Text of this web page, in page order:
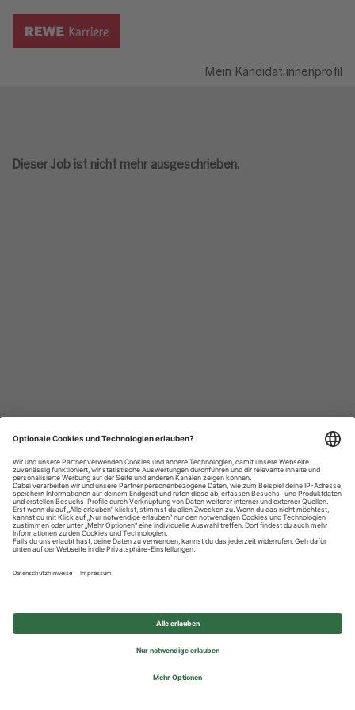
Mein Kandidat:innenprofil
Dieser Job ist nicht mehr ausgeschrieben.
Datenschutzhinweise
Impressum
Privatsphäre-Einstellungen
© 2026 REWE Group - All rights reserved